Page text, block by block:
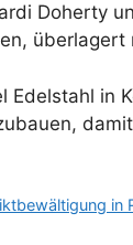
Doherty
in
in